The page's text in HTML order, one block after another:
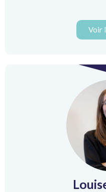
Voir